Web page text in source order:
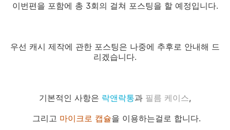
이번편을 포함에 총 3회의 걸쳐 포스팅을 할 예정입니다.
우선 캐시 제작에 관한 포스팅은 나중에 추후로 안내해 드
리겠습니다.
기본적인 사항은 락앤락통과 필름 케이스,
그리고 마이크로 캡슐을 이용하는걸로 합니다.